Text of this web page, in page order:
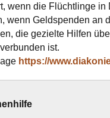
wenn die Flüchtlinge
wenn Geldspenden an
die gezielte Hilfen
ist.
https://